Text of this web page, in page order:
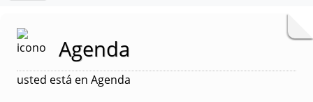
Agenda
usted está en Agenda